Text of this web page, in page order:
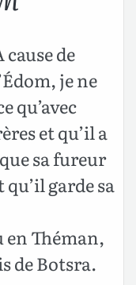
de
je ne
qu’avec
et qu’il a
sa fureur
garde sa
en Théman,
de Botsra.